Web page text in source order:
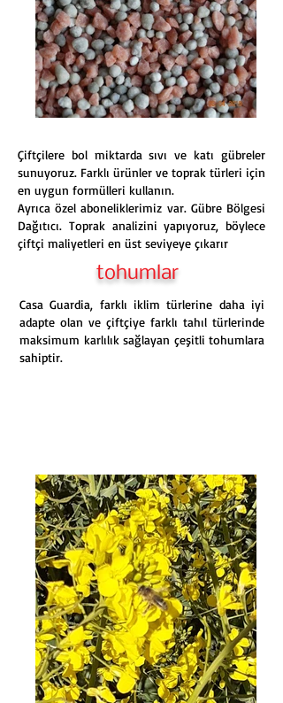
Çiftçilere bol miktarda sıvı ve katı gübreler
sunuyoruz. Farklı ürünler ve toprak türleri için
en uygun formülleri kullanın.
Ayrıca özel aboneliklerimiz var. Gübre Bölgesi
Dağıtıcı. Toprak analizini yapıyoruz, böylece
çiftçi maliyetleri en üst seviyeye çıkarır
tohumlar
Casa Guardia, farklı iklim türlerine daha iyi
adapte olan ve çiftçiye farklı tahıl türlerinde
maksimum karlılık sağlayan çeşitli tohumlara
sahiptir.